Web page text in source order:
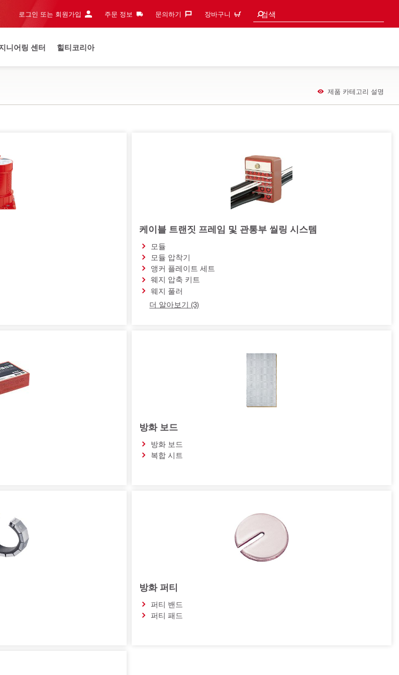
로그인 또는 회원가입 주문 정보 문의하기‎ 장바구니 검색
검색 추천
니어링 센터 힐티코리아
제품 카테고리 설명
케이블 트랜짓 프레임 및 관통부 씰링 시스템
모듈
모듈 압착기
앵커 플레이트 세트
웨지 압축 키트
웨지 풀러
더 알아보기 (3)
방화 보드
방화 보드
복합 시트
방화 퍼티
퍼티 밴드
퍼티 패드